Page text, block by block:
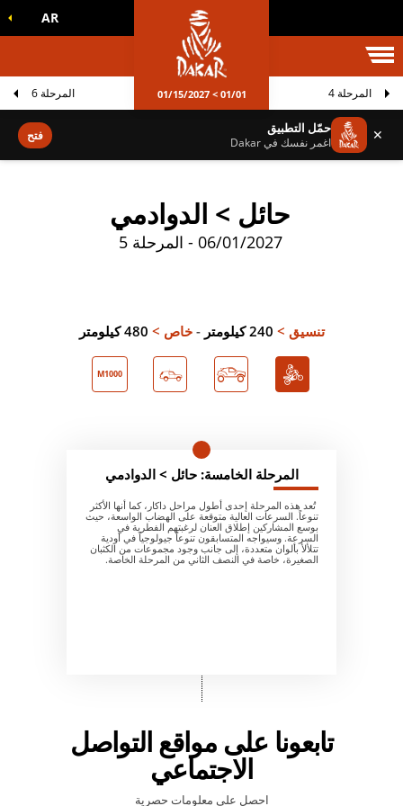
داكار AR
01/01 > 01/15/2027 المرحلة 4 المرحلة 6
✕ حمّل التطبيق
اغمر نفسك في Dakar فتح
حائل > الدوادمي
06/01/2027 - المرحلة 5
تنسيق > 240 كيلومتر -خاص > 480 كيلومتر
M1000
المرحلة الخامسة: حائل > الدوادمي
تُعد هذه المرحلة إحدى أطول مراحل داكار، كما أنها الأكثر
تنوعاً. السرعات العالية متوقعة على الهضاب الواسعة، حيث
بوسع المشاركين إطلاق العنان لرغبتهم الفطرية في
السرعة. وسيواجه المتسابقون تنوعاً جيولوجياً في أودية
تتلألأ بألوان متعددة، إلى جانب وجود مجموعات من الكثبان
الصغيرة، خاصة في النصف الثاني من المرحلة الخاصة.
تابعونا على مواقع التواصل
الاجتماعي
احصل على معلومات حصرية